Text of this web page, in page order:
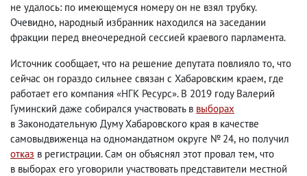
не удалось: по имеющемуся номеру он не взял трубку.
Очевидно, народный избранник находился на заседании
фракции перед внеочередной сессией краевого парламента.
Источник сообщает, что на решение депутата повлияло то, что
сейчас он гораздо сильнее связан с Хабаровским краем, где
работает его компания «НГК Ресурс». В 2019 году Валерий
Гуминский даже собирался участвовать в выборах
в Законодательную Думу Хабаровского края в качестве
самовыдвиженца на одномандатном округе № 24, но получил
отказ в регистрации. Сам он объяснял этот провал тем, что
в выборах его уговорили участвовать представители местной